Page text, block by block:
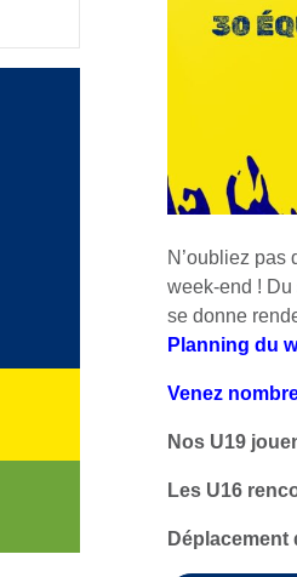
N’oubliez pas
week-end !
se donne
Planning du
Venez
Nos U19
Les U16
Déplacement